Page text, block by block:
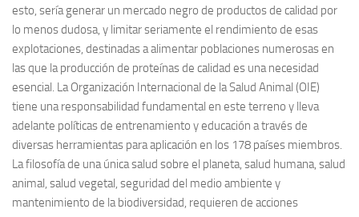
esto, sería generar un mercado negro de productos de calidad por
lo menos dudosa, y limitar seriamente el rendimiento de esas
explotaciones, destinadas a alimentar poblaciones numerosas en
las que la producción de proteínas de calidad es una necesidad
esencial. La Organización Internacional de la Salud Animal (OIE)
tiene una responsabilidad fundamental en este terreno y lleva
adelante políticas de entrenamiento y educación a través de
diversas herramientas para aplicación en los 178 países miembros.
La filosofía de una única salud sobre el planeta, salud humana, salud
animal, salud vegetal, seguridad del medio ambiente y
mantenimiento de la biodiversidad, requieren de acciones